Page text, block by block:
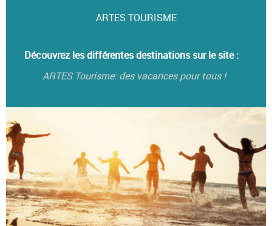
ARTES TOURISME
Découvrez les différentes destinations sur le site :
ARTES Tourisme: des vacances pour tous !